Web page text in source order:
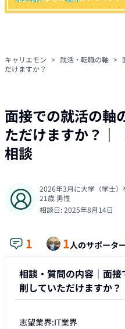
キャリエモン > 就活・転職の軸 >
だけますか？
面接での就活の軸
ただけますか？ ｜
相談
2026年3月に大学（学士）
21歳 男性
相談日:2025年8月14日
1 1人のサポータ
相談・質問の内容｜ 面接
削していただけますか？
志望業界:IT業界